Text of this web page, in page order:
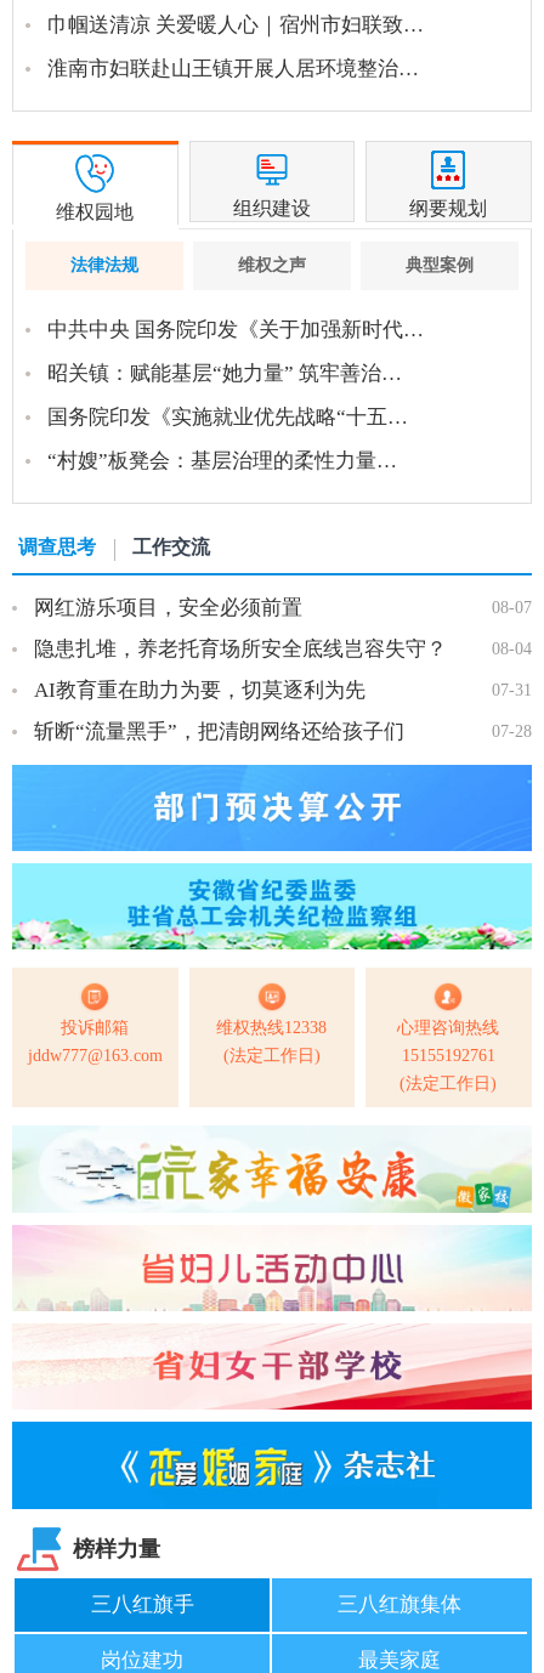
巾帼送清凉 关爱暖人心｜宿州市妇联致…
淮南市妇联赴山王镇开展人居环境整治…
维权园地 组织建设 纲要规划
法律法规 维权之声 典型案例
中共中央 国务院印发《关于加强新时代…
昭关镇：赋能基层“她力量” 筑牢善治…
国务院印发《实施就业优先战略“十五…
“村嫂”板凳会：基层治理的柔性力量…
调查思考 工作交流
08-07
网红游乐项目，安全必须前置
08-04
隐患扎堆，养老托育场所安全底线岂容失守？
07-31
AI教育重在助力为要，切莫逐利为先
07-28
斩断“流量黑手”，把清朗网络还给孩子们
投诉邮箱
jddw777@163.com
维权热线12338
(法定工作日)
心理咨询热线
15155192761
(法定工作日)
榜样力量
三八红旗手 三八红旗集体
岗位建功 最美家庭